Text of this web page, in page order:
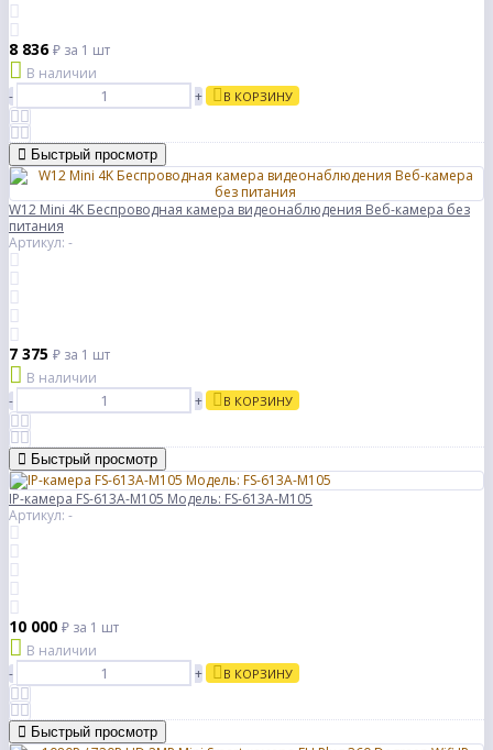
8 836₽ за 1 шт
В наличии
-
+ В КОРЗИНУ
Быстрый просмотр
W12 Mini 4K Беспроводная камера видеонаблюдения Веб-камера без
питания
Артикул: -
7 375 ₽ за 1 шт
В наличии
-
+ В КОРЗИНУ
Быстрый просмотр
IP-камера FS-613A-M105 Модель: FS-613A-M105
Артикул: -
10 000 ₽ за 1 шт
В наличии
-
+ В КОРЗИНУ
Быстрый просмотр